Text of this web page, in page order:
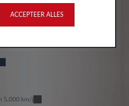
5,000 km/j
ACCEPTEER ALLES